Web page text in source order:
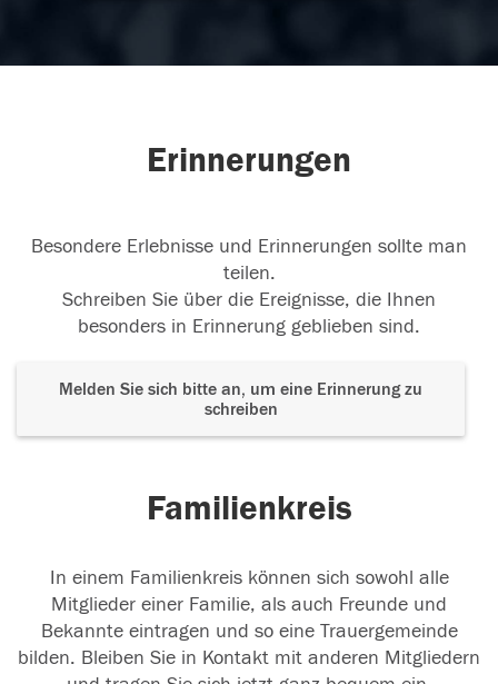
Erinnerungen
Besondere Erlebnisse und Erinnerungen sollte man
teilen.
Schreiben Sie über die Ereignisse, die Ihnen
besonders in Erinnerung geblieben sind.
Melden Sie sich bitte an, um eine Erinnerung zu
schreiben
Familienkreis
In einem Familienkreis können sich sowohl alle
Mitglieder einer Familie, als auch Freunde und
Bekannte eintragen und so eine Trauergemeinde
bilden. Bleiben Sie in Kontakt mit anderen Mitgliedern